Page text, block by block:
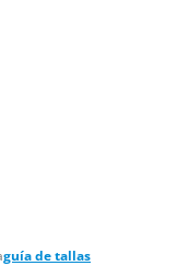
guía de tallas